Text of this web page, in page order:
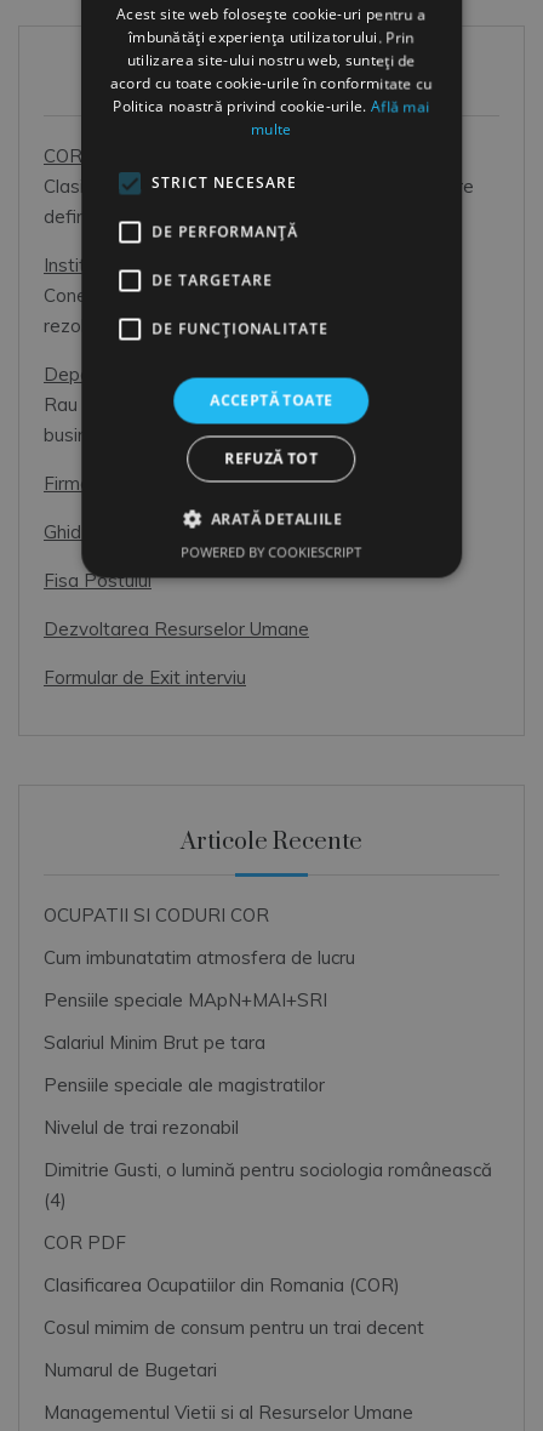
HR Toolbox
COR 2026
Clasificarea Ocupatiilor din Romania: prim pas catre
definirea corecta a pozitiilor din organizatie.
Institutii
Conectati-va cu cei care va pot ajuta. Impreuna
rezolvati mai rapid problemele dvs.
Departamentul Resurse Umane
Rau necesar, sau Partener de incredere pentru
business?
Firme de Recrutare
Ghid de interviu pentru candidati
Fisa Postului
Dezvoltarea Resurselor Umane
Formular de Exit interviu
Articole Recente
OCUPATII SI CODURI COR
Cum imbunatatim atmosfera de lucru
Pensiile speciale MApN+MAI+SRI
Salariul Minim Brut pe tara
Pensiile speciale ale magistratilor
Nivelul de trai rezonabil
Dimitrie Gusti, o lumină pentru sociologia românească
(4)
COR PDF
Clasificarea Ocupatiilor din Romania (COR)
Cosul mimim de consum pentru un trai decent
Numarul de Bugetari
Managementul Vietii si al Resurselor Umane
Acest site web folosește cookie-uri pentru a
îmbunătăți experiența utilizatorului. Prin
utilizarea site-ului nostru web, sunteți de
acord cu toate cookie-urile în conformitate cu
Politica noastră privind cookie-urile.Află mai
multe
STRICT NECESARE
DE PERFORMANȚĂ
DE TARGETARE
DE FUNCŢIONALITATE
ACCEPTĂ TOATE
REFUZĂ TOT
ARATĂ DETALIILE
POWERED BY COOKIESCRIPT